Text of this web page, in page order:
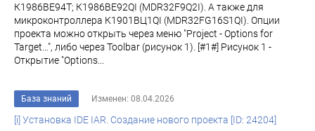
К1986ВЕ94Т; К1986ВЕ92QI (MDR32F9Q2I). А также для
микроконтроллера К1901ВЦ1QI (MDR32FG16S1QI). Опции
проекта можно открыть через меню "Project - Options for
Target…", либо через Toolbar (рисунок 1). [#1#] Рисунок 1 -
Открытие "Options...
База знаний Изменен: 08.04.2026
[i] Установка IDE IAR. Создание нового проекта [ID: 24204]